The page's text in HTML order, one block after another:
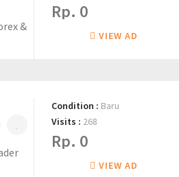
&
Rp. 0
VIEW AD
Condition : Baru
Visits : 268
Rp. 0
VIEW AD